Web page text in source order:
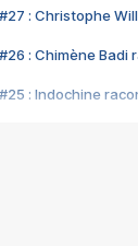
#27 : Christophe
#26 : Chimène
#25 : Indochine